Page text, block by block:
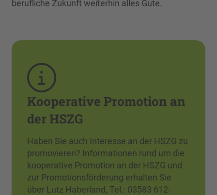
berufliche Zukunft weiterhin alles Gute.
Kooperative Promotion an
der HSZG
Haben Sie auch Interesse an der HSZG zu
promovieren? Informationen rund um die
kooperative Promotion an der HSZG und
zur Promotionsförderung erhalten Sie
über Lutz Haberland, Tel.: 03583 612-